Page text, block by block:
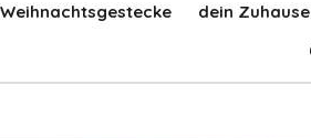
dein Zuhause